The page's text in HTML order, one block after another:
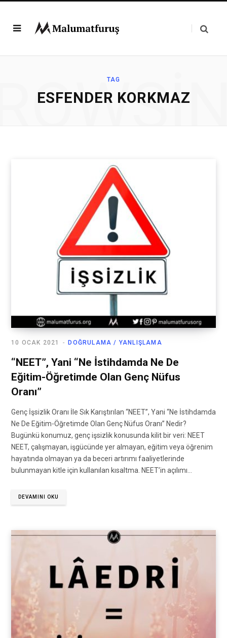
TAG
ESFENDER KORKMAZ
DOĞRULAMA / YANLIŞLAMA
10 OCAK 2021
“NEET”, Yani “Ne İstihdamda Ne De
Eğitim-Öğretimde Olan Genç Nüfus
Oranı”
Genç İşsizlik Oranı İle Sık Karıştırılan “NEET”, Yani “Ne İstihdamda
Ne De Eğitim-Öğretimde Olan Genç Nüfus Oranı” Nedir?
Bugünkü konumuz, genç işsizlik konusunda kilit bir veri: NEET
NEET, çalışmayan, işgücünde yer almayan, eğitim veya öğrenim
hayatında olmayan ya da beceri artırımı faaliyetlerinde
bulunmayan kitle için kullanılan kısaltma. NEET’in açılımı…
DEVAMINI OKU